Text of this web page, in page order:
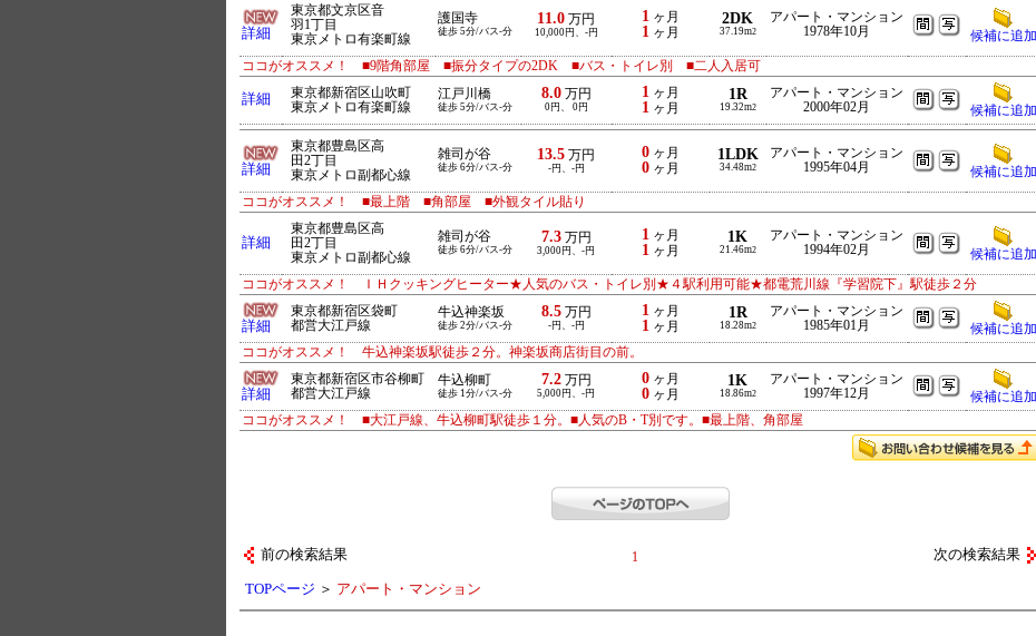
詳細
東京都文京区音
羽1丁目
東京メトロ有楽町線
護国寺
徒歩 5分/バス-分
11.0 万円
10,000円、-円
1 ヶ月
1 ヶ月
2DK
37.19m2
アパート・マンション
1978年10月
候補に追加
ココがオススメ！ ■9階角部屋 ■振分タイプの2DK ■バス・トイレ別 ■二人入居可
詳細
東京都新宿区山吹町
東京メトロ有楽町線
江戸川橋
徒歩 5分/バス-分
8.0万円
0円、 0円
1 ヶ月
1 ヶ月
1R
19.32m2
アパート・マンション
2000年02月
候補に追加
詳細
東京都豊島区高
田2丁目
東京メトロ副都心線
雑司が谷
徒歩 6分/バス-分
13.5 万円
-円、-円
0ヶ月
0ヶ月
1LDK
34.48m2
アパート・マンション
1995年04月
候補に追加
ココがオススメ！ ■最上階 ■角部屋 ■外観タイル貼り
詳細
東京都豊島区高
田2丁目
東京メトロ副都心線
雑司が谷
徒歩 6分/バス-分
7.3万円
3,000円、-円
1 ヶ月
1 ヶ月
1K
21.46m2
アパート・マンション
1994年02月
候補に追加
ココがオススメ！ ＩＨクッキングヒーター★人気のバス・トイレ別★４駅利用可能★都電荒川線『学習院下』駅徒歩２分
詳細
東京都新宿区袋町
都営大江戸線
牛込神楽坂
徒歩 2分/バス-分
8.5万円
-円、-円
1 ヶ月
1 ヶ月
1R
18.28m2
アパート・マンション
1985年01月
候補に追加
ココがオススメ！ 牛込神楽坂駅徒歩２分。神楽坂商店街目の前。
詳細
東京都新宿区市谷柳町
都営大江戸線
牛込柳町
徒歩 1分/バス-分
7.2万円
5,000円、-円
0ヶ月
0ヶ月
1K
18.86m2
アパート・マンション
1997年12月
候補に追加
ココがオススメ！ ■大江戸線、牛込柳町駅徒歩１分。■人気のB・T別です。■最上階、角部屋
前の検索結果 1 次の検索結果
TOPページ ＞ アパート・マンション